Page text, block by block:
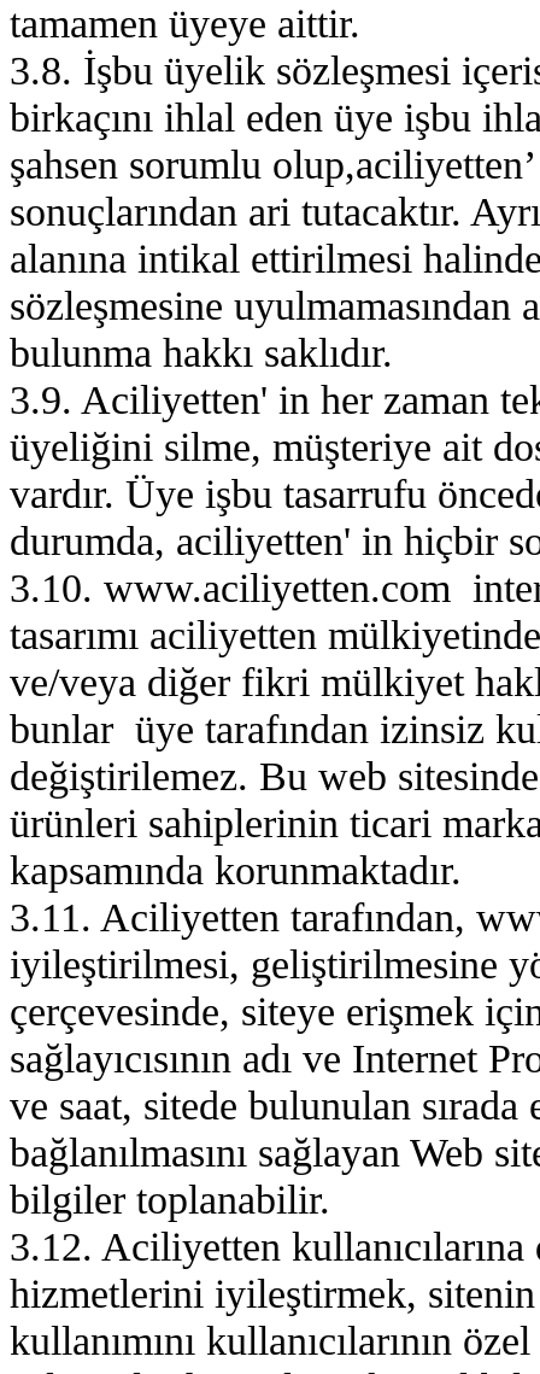
tamamen üyeye aittir.
3.8. İşbu üyelik sözleşmesi
birkaçını ihlal eden üye işbu
şahsen sorumlu
sonuçlarından ari tutacaktır.
alanına intikal ettirilmesi
sözleşmesine
bulunma hakkı saklıdır.
3.9. Aciliyetten' in her zaman
üyeliğini silme, müşteriye ait
vardır. Üye işbu tasarrufu
durumda, aciliyetten' in hiçbir
3.10. www.aciliyetten.com
tasarımı aciliyetten
ve/veya diğer fikri mülkiyet
bunlar üye tarafından izinsiz
değiştirilemez. Bu web
ürünleri sahiplerinin ticari
kapsamında korunmaktadır.
3.11. Aciliyetten tarafından,
iyileştirilmesi, geliştirilmesine
çerçevesinde, siteye erişmek
sağlayıcısının adı ve Internet
ve saat, sitede bulunulan
bağlanılmasını sağlayan Web
bilgiler toplanabilir.
3.12. Aciliyetten
hizmetlerini iyileştirmek, sitenin
kullanımını kullanıcılarının